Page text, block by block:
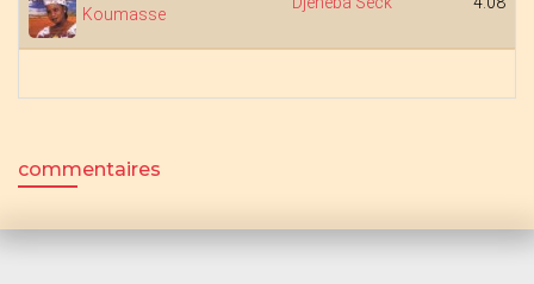
Koumasse
commentaires